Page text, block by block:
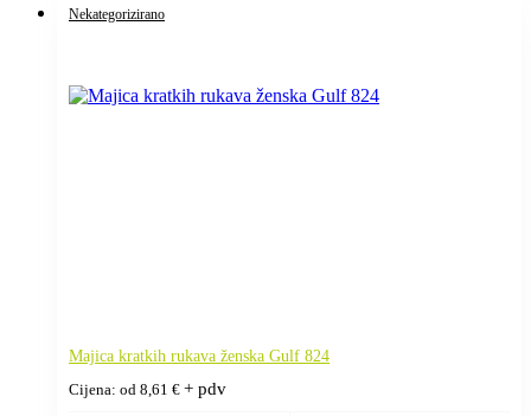
Nekategorizirano
Majica kratkih rukava ženska Gulf 824
Cijena: od 8,61 € + pdv